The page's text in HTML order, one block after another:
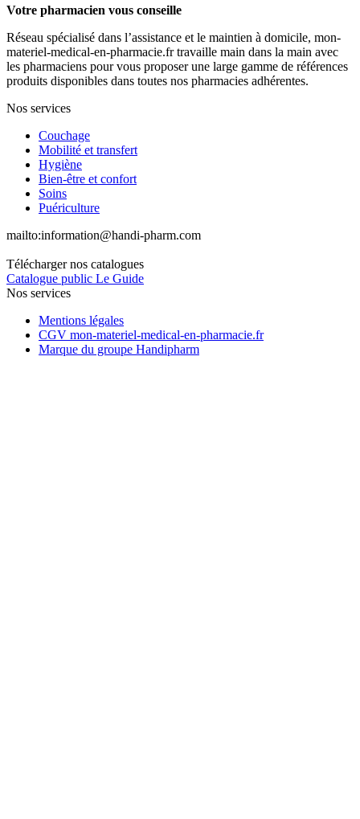
Votre pharmacien vous conseille
Réseau spécialisé dans l’assistance et le maintien à domicile, mon-
materiel-medical-en-pharmacie.fr travaille main dans la main avec
les pharmaciens pour vous proposer une large gamme de références
produits disponibles dans toutes nos pharmacies adhérentes.
Nos services
Couchage
Mobilité et transfert
Hygiène
Bien-être et confort
Soins
Puériculture
mailto:information@handi-pharm.com
Télécharger nos catalogues
Catalogue public Le Guide
Nos services
Mentions légales
CGV mon-materiel-medical-en-pharmacie.fr
Marque du groupe Handipharm